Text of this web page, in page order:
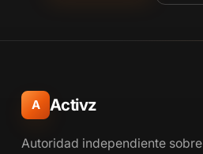
A Activz
Autoridad independiente sobre